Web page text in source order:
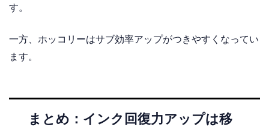
す。
一方、ホッコリーはサブ効率アップがつきやすくなってい
ます。
まとめ：インク回復力アップは移